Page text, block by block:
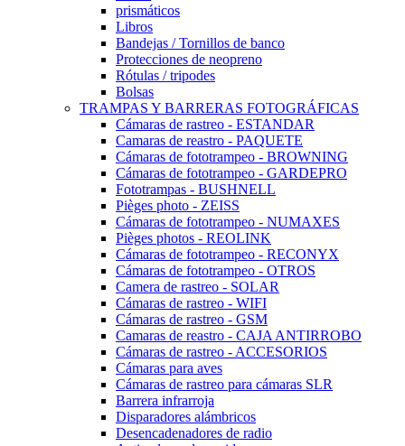
prismáticos
Libros
Bandejas / Tornillos de banco
Protecciones de neopreno
Rótulas / tripodes
Bolsas
TRAMPAS Y BARRERAS FOTOGRÁFICAS
Cámaras de rastreo - ESTANDAR
Camaras de reastro - PAQUETE
Cámaras de fototrampeo - BROWNING
Cámaras de fototrampeo - GARDEPRO
Fototrampas - BUSHNELL
Pièges photo - ZEISS
Cámaras de fototrampeo - NUMAXES
Pièges photos - REOLINK
Cámaras de fototrampeo - RECONYX
Cámaras de fototrampeo - OTROS
Camera de rastreo - SOLAR
Cámaras de rastreo - WIFI
Cámaras de rastreo - GSM
Camaras de reastro - CAJA ANTIRROBO
Cámaras de rastreo - ACCESORIOS
Cámaras para aves
Cámaras de rastreo para cámaras SLR
Barrera infrarroja
Disparadores alámbricos
Desencadenadores de radio